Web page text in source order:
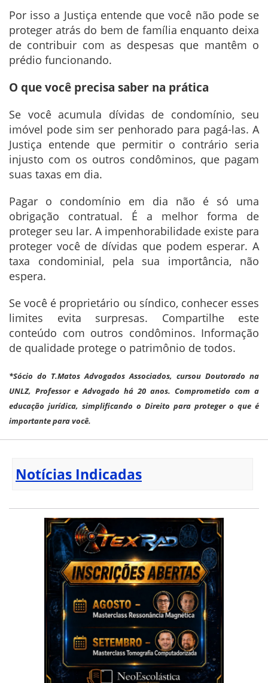
Por isso a Justiça entende que você não pode se
proteger atrás do bem de família enquanto deixa
de contribuir com as despesas que mantêm o
prédio funcionando.
O que você precisa saber na prática
Se você acumula dívidas de condomínio, seu
imóvel pode sim ser penhorado para pagá-las. A
Justiça entende que permitir o contrário seria
injusto com os outros condôminos, que pagam
suas taxas em dia.
Pagar o condomínio em dia não é só uma
obrigação contratual. É a melhor forma de
proteger seu lar. A impenhorabilidade existe para
proteger você de dívidas que podem esperar. A
taxa condominial, pela sua importância, não
espera.
Se você é proprietário ou síndico, conhecer esses
limites evita surpresas. Compartilhe este
conteúdo com outros condôminos. Informação
de qualidade protege o patrimônio de todos.
*Sócio do T.Matos Advogados Associados, cursou Doutorado na
UNLZ, Professor e Advogado há 20 anos. Comprometido com a
educação jurídica, simplificando o Direito para proteger o que é
importante para você.
Notícias Indicadas